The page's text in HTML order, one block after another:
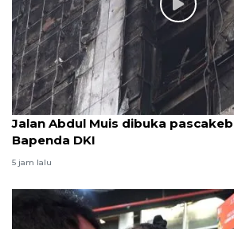
Jalan Abdul Muis dibuka
Bapenda DKI
5 jam lalu